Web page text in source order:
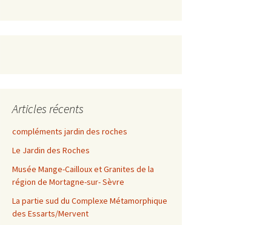
Articles récents
compléments jardin des roches
Le Jardin des Roches
Musée Mange-Cailloux et Granites de la
région de Mortagne-sur- Sèvre
La partie sud du Complexe Métamorphique
des Essarts/Mervent